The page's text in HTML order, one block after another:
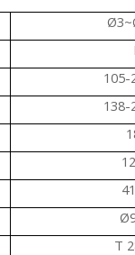
105-
138-
T